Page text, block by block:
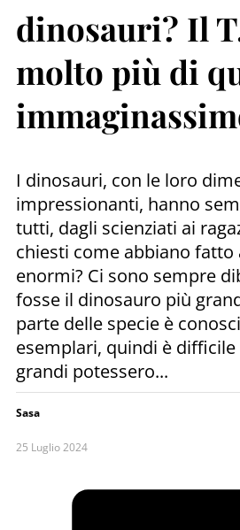
dinosauri? Il
molto più di
I dinosauri, con le loro
impressionanti, hanno
tutti, dagli scienziati ai
chiesti come abbiano fatto
enormi? Ci sono sempre
fosse il dinosauro più
parte delle specie è
esemplari, quindi è
grandi potessero...
Sasa
25 Luglio 2024